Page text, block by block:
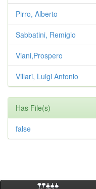
Pirro, Alberto
Sabbatini, Remigio
Viani,Prospero
Villari, Luigi Antonio
Has File(s)
false